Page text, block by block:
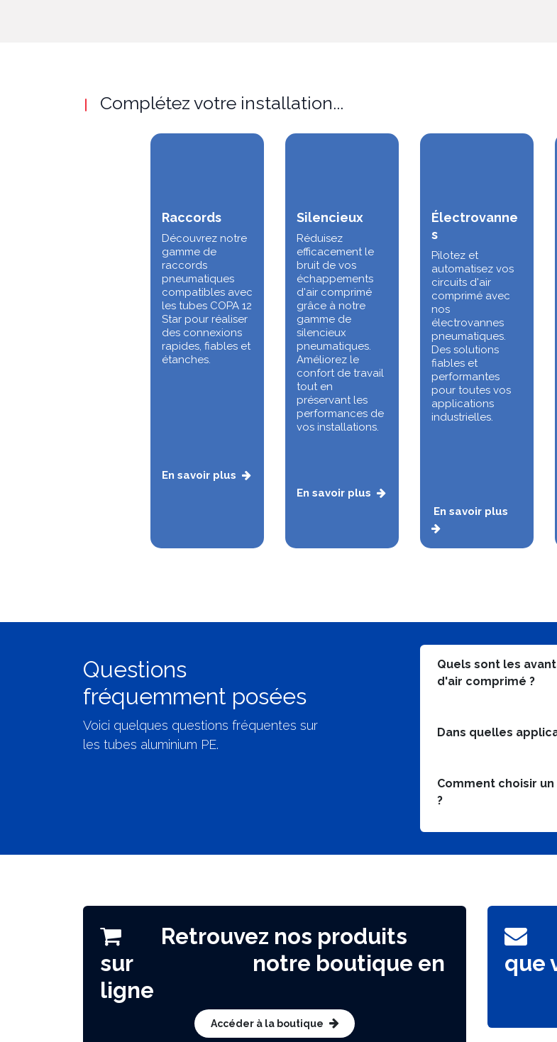
Complétez votre installation...
Raccords
Découvrez notre
gamme de
raccords
pneumatiques
compatibles avec
les tubes COPA 12
Star pour réaliser
des connexions
rapides, fiables et
étanches.
En savoir plus
Silencieux
Réduisez
efficacement le
bruit de vos
échappements
d'air comprimé
grâce à notre
gamme de
silencieux
pneumatiques.
Améliorez le
confort de travail
tout en
préservant les
performances de
vos installations.
En savoir plus
Électrovanne
s
Pilotez et
automatisez vos
circuits d'air
comprimé avec
nos
électrovannes
pneumatiques.
Des solutions
fiables et
performantes
pour toutes vos
applications
industrielles.
En savoir plus
Questions
fréquemment posées
Voici quelques questions fréquentes sur
les tubes aluminium PE.
Quels sont les
d'air comprimé ?
Dans quelles
Comment choisir
?
Retrouvez nos produits
sur notre boutique en
ligne
Accéder à la boutique